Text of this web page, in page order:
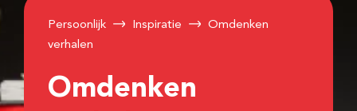
Persoonlijk Inspiratie
Omdenken
verhalen
Omdenken